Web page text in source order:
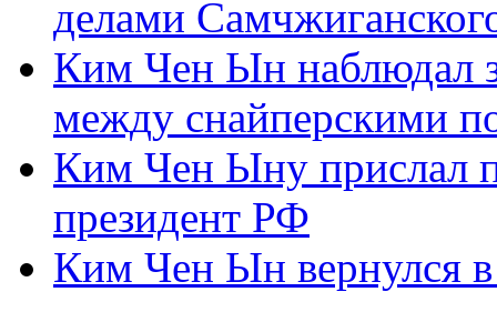
делами
Ким Чен Ын наблюдал
между снайперскими
Ким Чен Ыну прислал
президент РФ
Ким Чен Ын вернулся